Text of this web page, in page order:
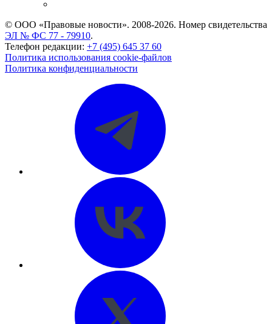
© ООО «Правовые новости». 2008-2026. Номер свидетельства
ЭЛ № ФС 77 - 79910.
Телефон редакции: +7 (495) 645 37 60
Политика использования cookie-файлов
Политика конфиденциальности